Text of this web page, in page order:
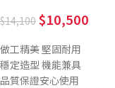
14,100 10,500
做工精美 堅固耐用
穩定造型 機能兼具
品質保證安心使用